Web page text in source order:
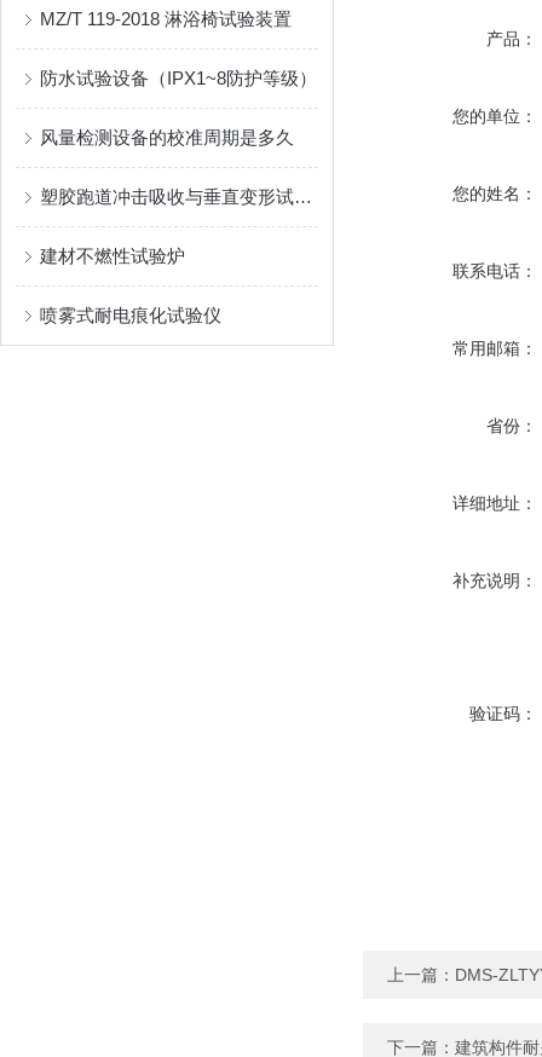
MZ/T 119-2018 淋浴椅试验装置
防水试验设备（IPX1~8防护等级）
风量检测设备的校准周期是多久
塑胶跑道冲击吸收与垂直变形试验机
建材不燃性试验炉
喷雾式耐电痕化试验仪
产品：
您的单位：
您的姓名：
联系电话：
常用邮箱：
省份：
详细地址：
补充说明：
验证码：
上一篇： DMS-
下一篇： 建筑构件